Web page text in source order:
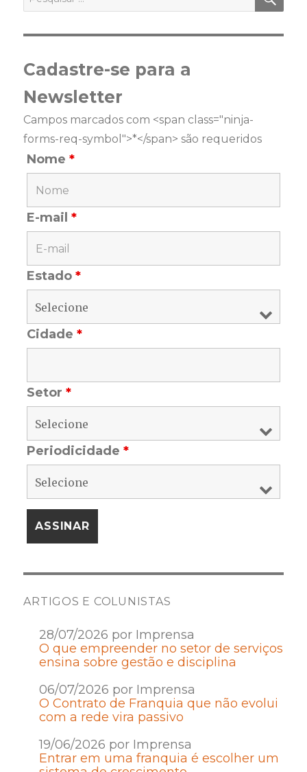
por:
Cadastre-se para a
Newsletter
Campos marcados com <span class="ninja-
forms-req-symbol">*</span> são requeridos
Nome*
E-mail*
Estado*
Cidade*
Setor*
Periodicidade*
ARTIGOS E COLUNISTAS
28/07/2026 por Imprensa
O que empreender no setor de serviços
ensina sobre gestão e disciplina
06/07/2026 por Imprensa
O Contrato de Franquia que não evolui
com a rede vira passivo
19/06/2026 por Imprensa
Entrar em uma franquia é escolher um